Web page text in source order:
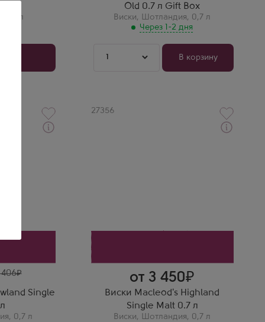
0,7 л
Old 0.7 л Gift Box
Виски, Шотландия, 0,7 л
Через 1-2 дня
1 В корзину
Single
, 0,7 л
Молт
Артикул
27356
от 3 450
Виски Macleod's Highland
Single Malt 0.7 л
Виски, Шотландия, 0,7 л